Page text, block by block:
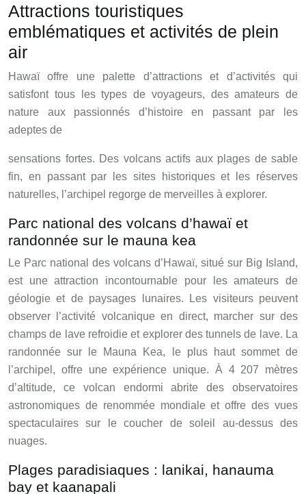
Attractions touristiques
emblématiques et activités de plein
air
Hawaï offre une palette d’attractions et d’activités qui
satisfont tous les types de voyageurs, des amateurs de
nature aux passionnés d’histoire en passant par les
adeptes de
sensations fortes. Des volcans actifs aux plages de sable
fin, en passant par les sites historiques et les réserves
naturelles, l’archipel regorge de merveilles à explorer.
Parc national des volcans d’hawaï et
randonnée sur le mauna kea
Le Parc national des volcans d’Hawaï, situé sur Big Island,
est une attraction incontournable pour les amateurs de
géologie et de paysages lunaires. Les visiteurs peuvent
observer l’activité volcanique en direct, marcher sur des
champs de lave refroidie et explorer des tunnels de lave. La
randonnée sur le Mauna Kea, le plus haut sommet de
l’archipel, offre une expérience unique. À 4 207 mètres
d’altitude, ce volcan endormi abrite des observatoires
astronomiques de renommée mondiale et offre des vues
spectaculaires sur le coucher de soleil au-dessus des
nuages.
Plages paradisiaques : lanikai, hanauma
bay et kaanapali